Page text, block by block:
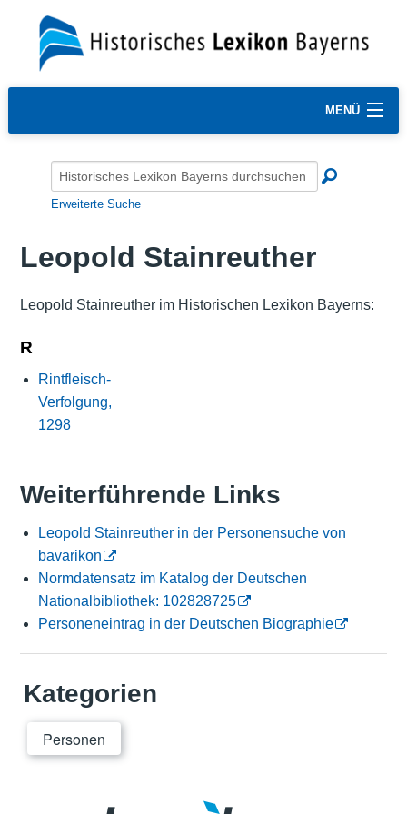
MENÜ
Erweiterte Suche
Leopold Stainreuther
Leopold Stainreuther im Historischen Lexikon Bayerns:
R
Rintfleisch-
Verfolgung,
1298
Weiterführende Links
Leopold Stainreuther in der Personensuche von
bavarikon
Normdatensatz im Katalog der Deutschen
Nationalbibliothek: 102828725
Personeneintrag in der Deutschen Biographie
Kategorien
Personen